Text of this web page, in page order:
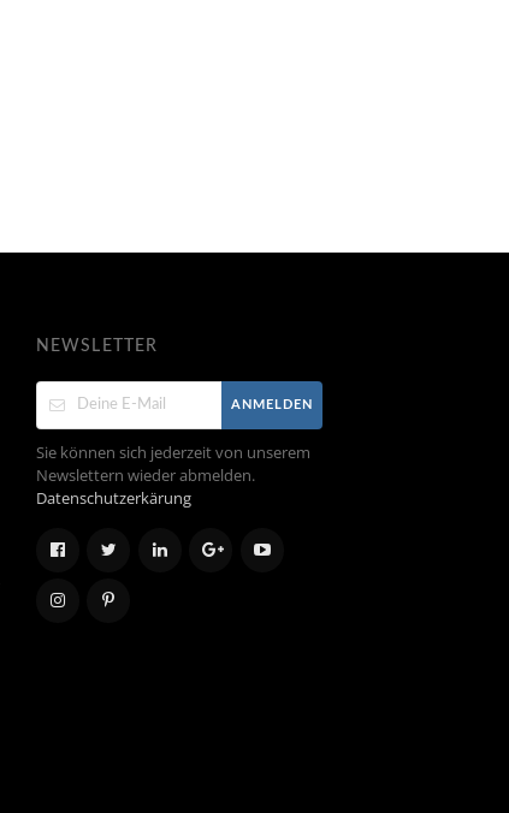
NEWSLETTER
ANMELDEN
Sie können sich jederzeit von unserem
Newslettern wieder abmelden.
Datenschutzerkärung